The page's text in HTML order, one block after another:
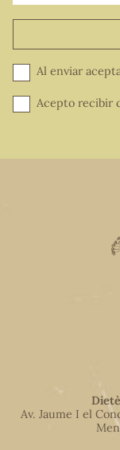
Al enviar
Acepto recibir
Av. Jaume I el